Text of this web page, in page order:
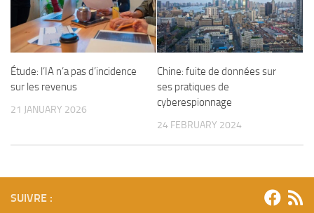
Étude: l’IA n’a pas d’incidence
sur les revenus
21 JANUARY 2026
Chine: fuite de données sur
ses pratiques de
cyberespionnage
24 FEBRUARY 2024
SUIVRE :